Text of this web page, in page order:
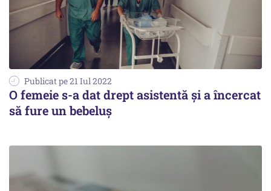
Publicat pe 21 Iul 2022
O femeie s-a dat drept asistentă și a încercat
să fure un bebeluș